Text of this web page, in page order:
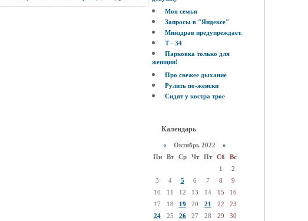
Моя семья
Запросы в "Яндексе"
Минздрав предупреждает.
Т - 34
Парковка только для
женщин!
Про свежее дыхание
Рулить по-женски
Сидят у костра трое
Календарь
« Октябрь 2022 »
Пн
Вт Ср Чт Пт Сб
Вс
1
2
3
4 5 6 7 8
9
10
11 12 13 14 15
16
17
18 19 20 21 22
23
24
25 26 27 28 29
30